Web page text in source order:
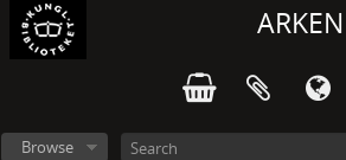
ARKEN
Browse